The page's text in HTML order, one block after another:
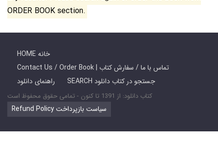
ORDER BOOK section.
HOME خانه
Contact Us / Order Book | تماس با ما / سفارش کتاب
راهنمای دانلود
SEARCH جستجو در کتاب دانلود
کتاب دانلود: از 1391 تا کنون - تمامی حقوق محفوظ است
Refund Policy سیاست بازپرداخت